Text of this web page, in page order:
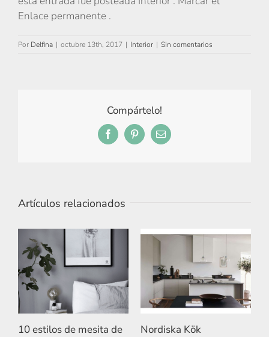
Enlace permanente .
Por Delfina | octubre 13th, 2017 | Interior | Sin comentarios
Compártelo!
FacebookPinterestCorreo
Artículos relacionados
10 estilos de mesita de
Nordiska Kök